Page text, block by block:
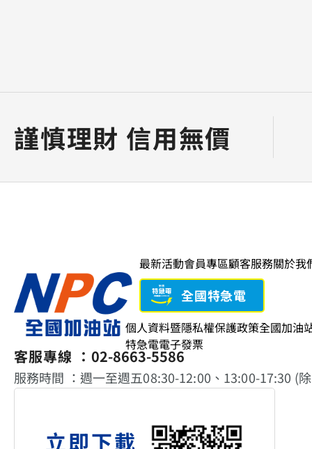
謹慎理財 信用無價
最新活動會員專區顧客服務關於我
全國特急電
個人資料暨隱私權保護政策全國加油
特急電電子發票
客服專線 ： 02-8663-5586
服務時間 ：週一至週五08:30-12:00、13:00-17:30 (
立即下載